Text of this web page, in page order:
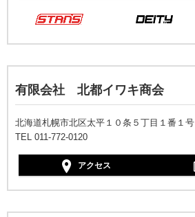
有限会社 北都イワキ商会
北海道札幌市北区太平１０条５丁目１番１号
TEL 011-772-0120
アクセス